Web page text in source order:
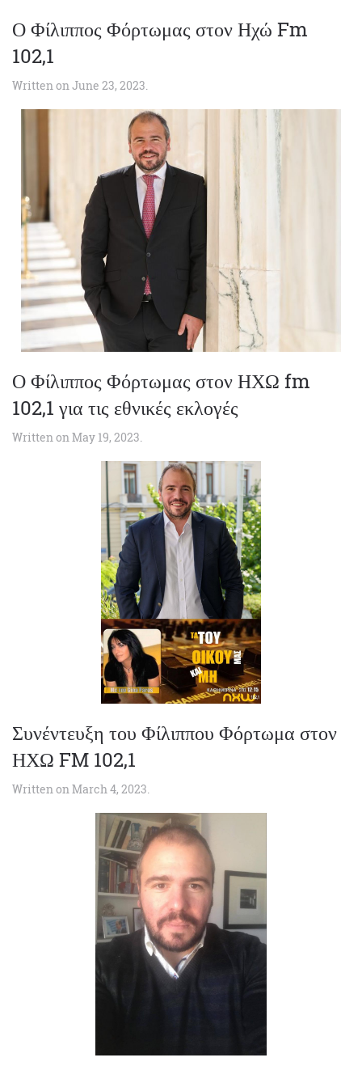
Ο Φίλιππος Φόρτωμας στον Ηχώ Fm
102,1
Written onJune 23, 2023.
Ο Φίλιππος Φόρτωμας στον ΗΧΩ fm
102,1 για τις εθνικές εκλογές
Written onMay 19, 2023.
Συνέντευξη του Φίλιππου Φόρτωμα στον
ΗΧΩ FM 102,1
Written onMarch 4, 2023.